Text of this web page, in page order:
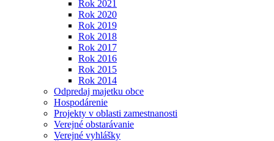
Rok 2021
Rok 2020
Rok 2019
Rok 2018
Rok 2017
Rok 2016
Rok 2015
Rok 2014
Odpredaj majetku obce
Hospodárenie
Projekty v oblasti zamestnanosti
Verejné obstarávanie
Verejné vyhlášky